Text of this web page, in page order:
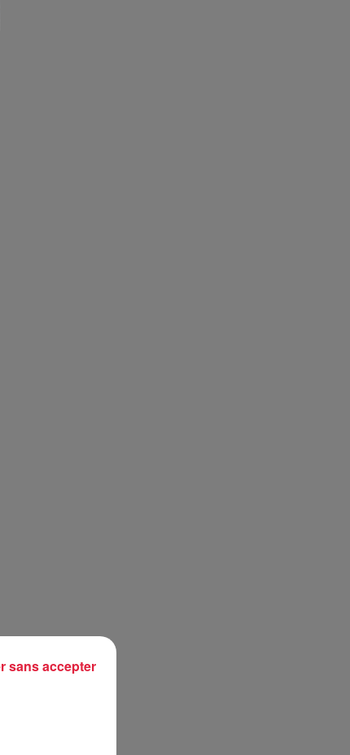
sans accepter